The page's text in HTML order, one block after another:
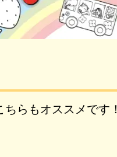
らもオススメです！